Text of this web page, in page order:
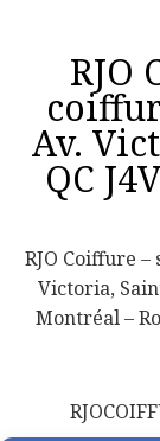
RJO
Av.
QC
RJO Coiffure
Victoria,
Montréal –